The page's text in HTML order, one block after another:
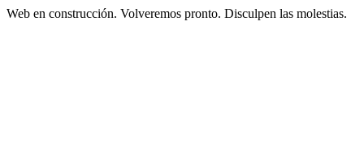
Web en construcción. Volveremos pronto. Disculpen las molestias.